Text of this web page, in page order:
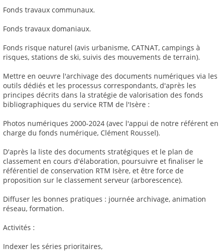
Fonds travaux communaux.
Fonds travaux domaniaux.
Fonds risque naturel (avis urbanisme, CATNAT, campings à
risques, stations de ski, suivis des mouvements de terrain).
Mettre en oeuvre l'archivage des documents numériques via les
outils dédiés et les processus correspondants, d'après les
principes décrits dans la stratégie de valorisation des fonds
bibliographiques du service RTM de l'Isère :
Photos numériques 2000-2024 (avec l'appui de notre référent en
charge du fonds numérique, Clément Roussel).
D'après la liste des documents stratégiques et le plan de
classement en cours d'élaboration, poursuivre et finaliser le
référentiel de conservation RTM Isère, et être force de
proposition sur le classement serveur (arborescence).
Diffuser les bonnes pratiques : journée archivage, animation
réseau, formation.
Activités :
Indexer les séries prioritaires,